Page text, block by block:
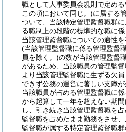
職として人事委員会規則で定め
この項において同じ。)に属する
ついて、当該特定管理監督職群
る職制上の段階の標準的な職に
当該管理監督職についての適性
(当該管理監督職に係る管理監督
員を除く。)の数が当該管理監督
があるため、当該職員の管理監
より当該管理監督職に生ずる欠
できず公務の運営に著しい支障が
当該職員が占める管理監督職に
から起算して一年を超えない期
し、引き続き当該管理監督職を
監督職を占めたまま勤務をさせ
監督職が属する特定管理監督職